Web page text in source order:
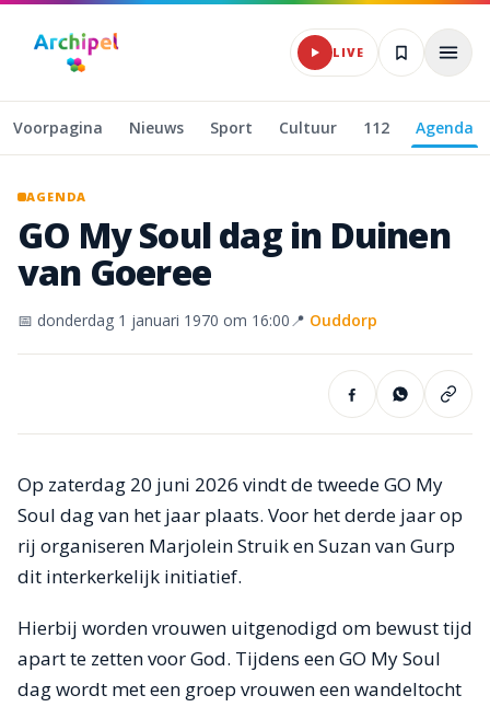
Naar hoofdinhoud
LIVE
Voorpagina Nieuws Sport Cultuur 112 Agenda
AGENDA
GO MySouldag in Duinen
van Goeree
📅 donderdag 1 januari 1970 om 16:00📍 Ouddorp
Op zaterdag 20 juni 2026 vindt de tweede GO My
Soul dag van het jaar plaats. Voor het derde jaar op
rij organiseren Marjolein Struik en Suzan van Gurp
dit interkerkelijk initiatief.
Hierbij worden vrouwen uitgenodigd om bewust tijd
apart te zetten voor God. Tijdens een GO My Soul
dag wordt met een groep vrouwen een wandeltocht